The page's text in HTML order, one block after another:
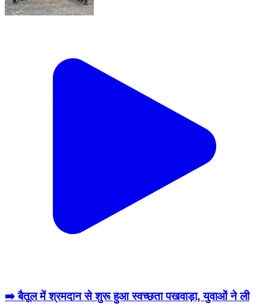
➡️ बैतूल में श्रमदान से शुरू हुआ स्वच्छता पखवाड़ा, युवाओं ने ली